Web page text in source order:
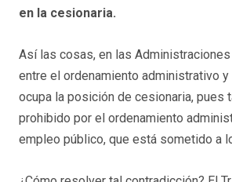
en la cesionaria.
Así las cosas, en las
entre el ordenamiento administrativo
ocupa la posición de cesionaria, pues
prohibido por el ordenamiento
empleo público, que está sometido a